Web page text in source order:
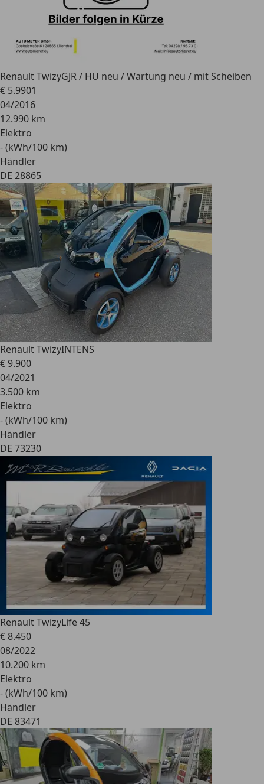
Renault TwizyGJR / HU neu / Wartung neu / mit Scheiben
€ 5.9901
04/2016
12.990 km
Elektro
- (kWh/100 km)
Händler
DE 28865
Renault TwizyINTENS
€ 9.900
04/2021
3.500 km
Elektro
- (kWh/100 km)
Händler
DE 73230
Renault TwizyLife 45
€ 8.450
08/2022
10.200 km
Elektro
- (kWh/100 km)
Händler
DE 83471